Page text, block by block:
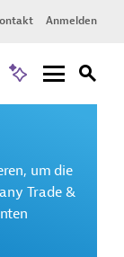
Anmelden
um die
Trade &